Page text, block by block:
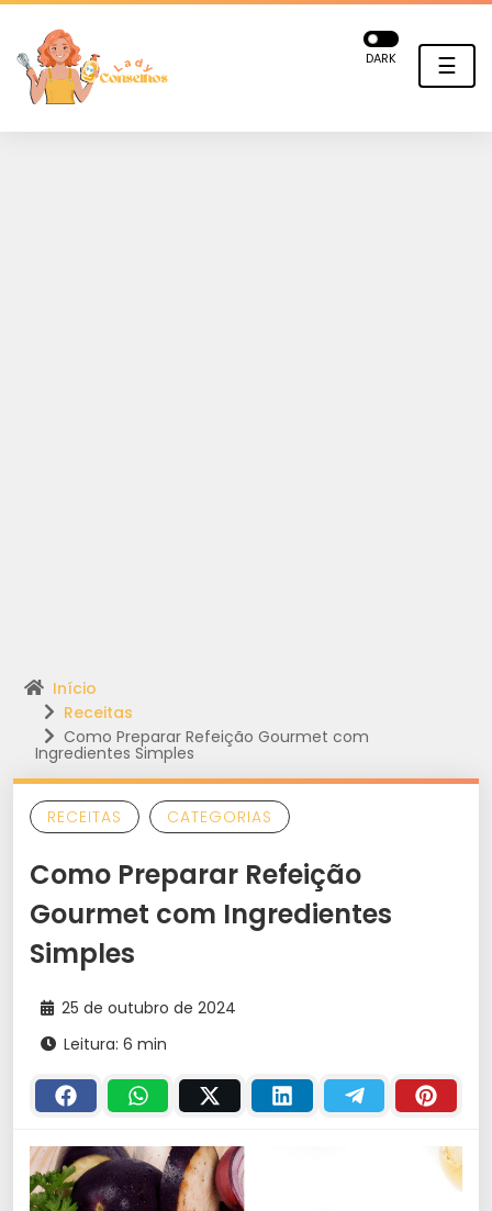
☰
DARK
Início
Receitas
Como Preparar Refeição Gourmet com
Ingredientes Simples
RECEITAS CATEGORIAS
Como Preparar Refeição
Gourmet com Ingredientes
Simples
25 de outubro de 2024
Leitura: 6 min